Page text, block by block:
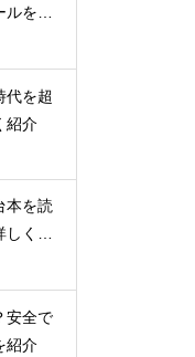
ルを解
代を超
紹介
本を読
しく解
安全で
紹介